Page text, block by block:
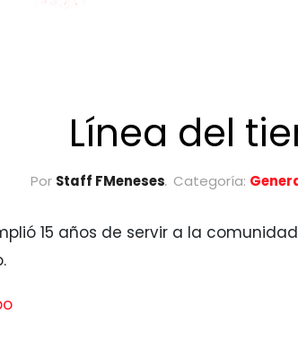
Línea del
Por Staff FMeneses Categoría:
15 años de servir a la